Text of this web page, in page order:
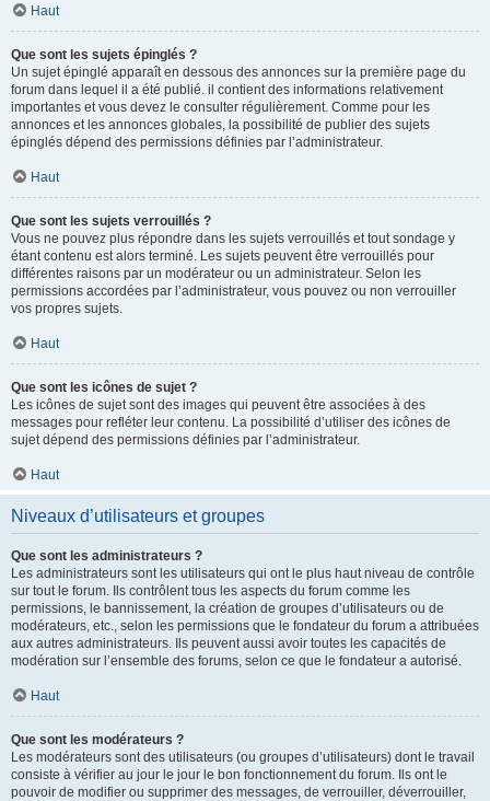
Haut
Que sont les sujets épinglés ?
Un sujet épinglé apparaît en dessous des annonces sur la première page du
forum dans lequel il a été publié. il contient des informations relativement
importantes et vous devez le consulter régulièrement. Comme pour les
annonces et les annonces globales, la possibilité de publier des sujets
épinglés dépend des permissions définies par l’administrateur.
Haut
Que sont les sujets verrouillés ?
Vous ne pouvez plus répondre dans les sujets verrouillés et tout sondage y
étant contenu est alors terminé. Les sujets peuvent être verrouillés pour
différentes raisons par un modérateur ou un administrateur. Selon les
permissions accordées par l’administrateur, vous pouvez ou non verrouiller
vos propres sujets.
Haut
Que sont les icônes de sujet ?
Les icônes de sujet sont des images qui peuvent être associées à des
messages pour refléter leur contenu. La possibilité d’utiliser des icônes de
sujet dépend des permissions définies par l’administrateur.
Haut
Niveaux d’utilisateurs et groupes
Que sont les administrateurs ?
Les administrateurs sont les utilisateurs qui ont le plus haut niveau de contrôle
sur tout le forum. Ils contrôlent tous les aspects du forum comme les
permissions, le bannissement, la création de groupes d’utilisateurs ou de
modérateurs, etc., selon les permissions que le fondateur du forum a attribuées
aux autres administrateurs. Ils peuvent aussi avoir toutes les capacités de
modération sur l’ensemble des forums, selon ce que le fondateur a autorisé.
Haut
Que sont les modérateurs ?
Les modérateurs sont des utilisateurs (ou groupes d’utilisateurs) dont le travail
consiste à vérifier au jour le jour le bon fonctionnement du forum. Ils ont le
pouvoir de modifier ou supprimer des messages, de verrouiller, déverrouiller,